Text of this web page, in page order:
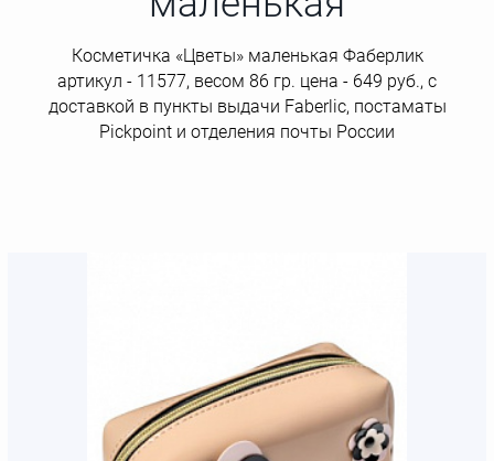
Косметичка «Цветы» маленькая Фаберлик
артикул - 11577, весом 86 гр. цена - 649 руб., с
доставкой в пункты выдачи Faberlic, постаматы
Рickpoint и отделения почты России